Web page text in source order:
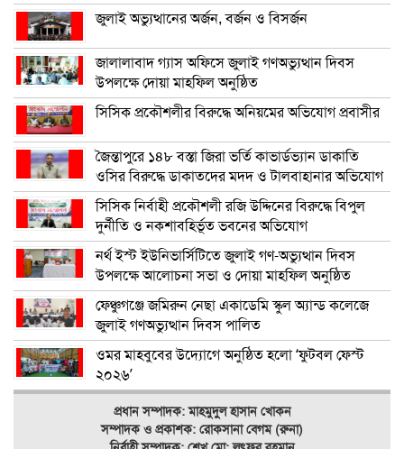
জুলাই অভ্যুত্থানের অর্জন, বর্জন ও বিসর্জন
জালালাবাদ গ্যাস অফিসে জুলাই গণঅভ্যুত্থান দিবস
উপলক্ষে দোয়া মাহফিল অনুষ্ঠিত
সিসিক প্রকৌশলীর বিরুদ্ধে অনিয়মের অভিযোগ প্রবাসীর
জৈন্তাপুরে ১৪৮ বস্তা জিরা ভর্তি কাভার্ডভ্যান ডাকাতি
ওসির বিরুদ্ধে ডাকাতদের মদদ ও টালবাহানার অভিযোগ
সিসিক নির্বাহী প্রকৌশলী রজি উদ্দিনের বিরুদ্ধে বিপুল
দুর্নীতি ও নকশাবহির্ভূত ভবনের অভিযোগ
নর্থ ইস্ট ইউনিভার্সিটিতে জুলাই গণ-অভ্যুত্থান দিবস
উপলক্ষে আলোচনা সভা ও দোয়া মাহফিল অনুষ্ঠিত
ফেঞ্চুগঞ্জে জমিরুন নেছা একাডেমি স্কুল অ্যান্ড কলেজে
জুলাই গণঅভ্যুত্থান দিবস পালিত
ওমর মাহবুবের উদ্যোগে অনুষ্ঠিত হলো ‘ফুটবল ফেস্ট
২০২৬’
প্রধান সম্পাদক: মাহমুদুল হাসান খোকন
সম্পাদক ও প্রকাশক: রোকসানা বেগম (রুনা)